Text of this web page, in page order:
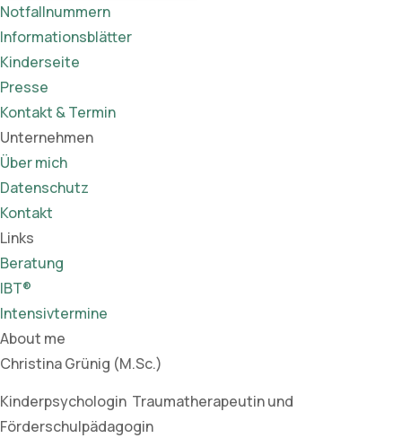
Notfallnummern
Informationsblätter
Kinderseite
Presse
Kontakt & Termin
Unternehmen
Über mich
Datenschutz
Kontakt
Links
Beratung
IBT®
Intensivtermine
About me
Christina Grünig (M.Sc.)
Kinderpsychologin Traumatherapeutin und
Förderschulpädagogin